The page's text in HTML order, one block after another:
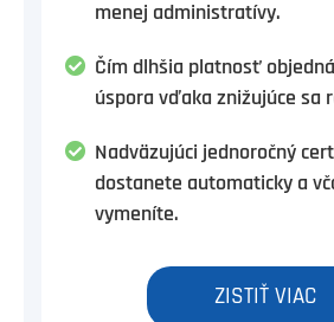
menej administratívy.
Čím dlhšia platnosť
úspora vďaka znižujúce sa
Nadväzujúci jednoročný
dostanete automaticky a
vymeníte.
ZISTIŤ VIAC